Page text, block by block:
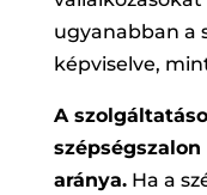
ugyanabban a
képviselve,
A
aránya.Ha a